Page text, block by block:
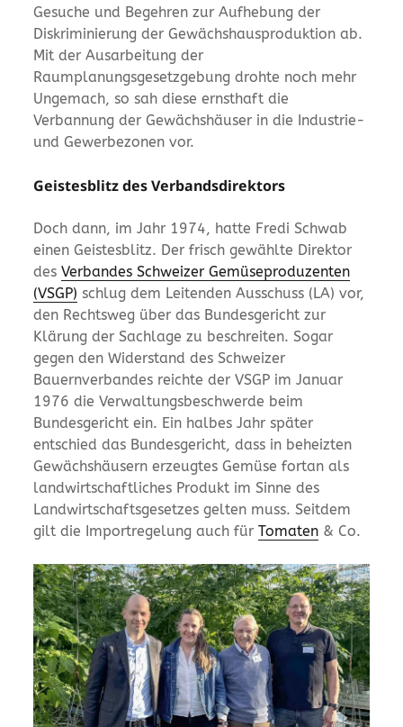
Gesuche und Begehren zur Aufhebung der
Diskriminierung der Gewächshausproduktion ab.
Mit der Ausarbeitung der
Raumplanungsgesetzgebung drohte noch mehr
Ungemach, so sah diese ernsthaft die
Verbannung der Gewächshäuser in die Industrie-
und Gewerbezonen vor.
Geistesblitz des Verbandsdirektors
Doch dann, im Jahr 1974, hatte Fredi Schwab
einen Geistesblitz. Der frisch gewählte Direktor
desVerbandes Schweizer Gemüseproduzenten
(VSGP) schlug dem Leitenden Ausschuss (LA) vor,
den Rechtsweg über das Bundesgericht zur
Klärung der Sachlage zu beschreiten. Sogar
gegen den Widerstand des Schweizer
Bauernverbandes reichte der VSGP im Januar
1976 die Verwaltungsbeschwerde beim
Bundesgericht ein. Ein halbes Jahr später
entschied das Bundesgericht, dass in beheizten
Gewächshäusern erzeugtes Gemüse fortan als
landwirtschaftliches Produkt im Sinne des
Landwirtschaftsgesetzes gelten muss. Seitdem
gilt die Importregelung auch fürTomaten & Co.